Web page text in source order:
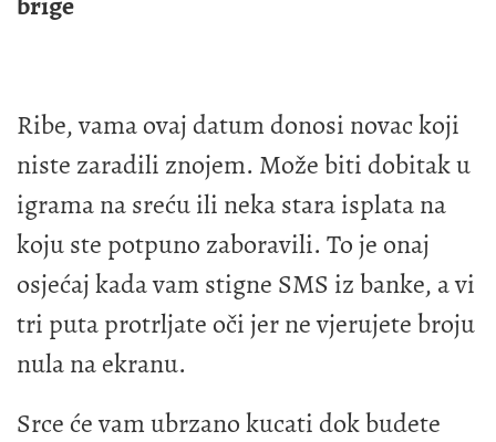
Ribe, vama ovaj datum donosi novac koji
niste zaradili znojem. Može biti dobitak u
igrama na sreću ili neka stara isplata na
koju ste potpuno zaboravili. To je onaj
osjećaj kada vam stigne SMS iz banke, a vi
tri puta protrljate oči jer ne vjerujete broju
nula na ekranu.
Srce će vam ubrzano kucati dok budete